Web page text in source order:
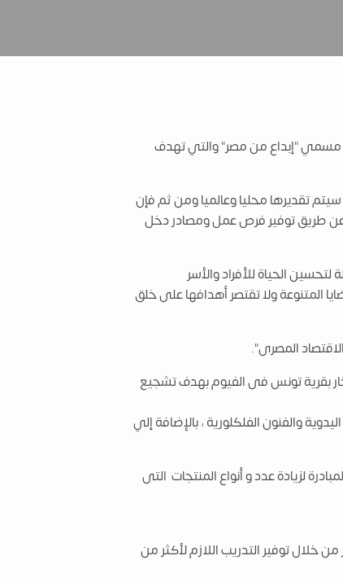
تحت مسمي "إبداع من مصر" والتي تهدف
تقديرها محليا وعالميا ومن ثم فإن
عن طريق توفير فرص عمل ومصادر دخل
الحياة للأفراد والأسر
المتنوعة ولا تقتصر أهدافها على خلق
المصرى".
بقرية تونس فى الفيوم بهدف تشجيع
والفنون الفلكلورية ، بالإضافة إلي
لزيادة عدد و أنواع المنتجات التى
خلال توفير التدريب اللازم لأكثر من